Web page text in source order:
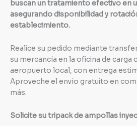
buscan un tratamiento efectivo en
asegurando disponibilidad y
establecimiento.
Realice su pedido mediante
su mercancía en la oficina de carga
aeropuerto local, con entrega
Aproveche el envío gratuito en
más.
Solicite su tripack de ampollas